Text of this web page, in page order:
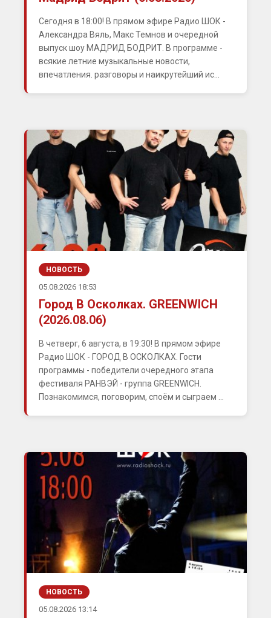
Сегодня в 18:00! В прямом эфире Радио ШОК -
Александра Вяль, Макс Темнов и очередной
выпуск шоу МАДРИД БОДРИТ. В программе -
всякие летние музыкальные новости,
впечатления. разговоры и наикрутейший ис...
НОВОСТЬ
05.08.2026 18:53
Город В Осколках. GREENWICH
(2026.08.06)
В четверг, 6 августа, в 19:30! В прямом эфире
Радио ШОК - ГОРОД В ОСКОЛКАХ. Гости
программы - победители очередного этапа
фестиваля РАНВЭЙ - группа GREENWICH.
Познакомимся, поговорим, споём и сыграем ...
НОВОСТЬ
05.08.2026 13:14